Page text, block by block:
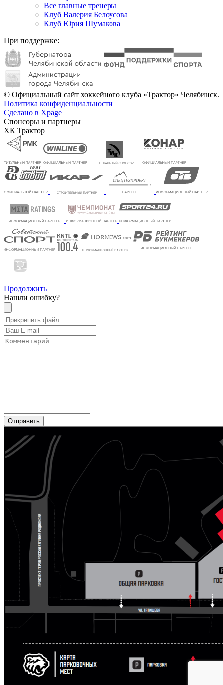
Все главные тренеры
Клуб Валерия Белоусова
Клуб Юрия Шумакова
При поддержке:
© Официальный сайт хоккейного клуба «Трактор» Челябинск.
Политика конфиденциальности
Сделано в Xpage
Спонсоры и партнеры
ХК Трактор
Продолжить
Нашли ошибку?